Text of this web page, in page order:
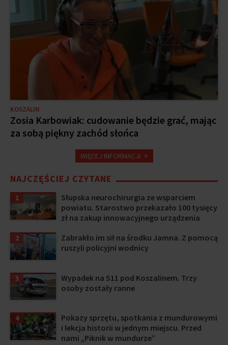
KOSZALIN
Zosia Karbowiak: cudowanie będzie grać, mając
za sobą piękny zachód słońca
WIĘCEJ INFORMACJI »
NAJCZĘŚCIEJ CZYTANE
1
Słupska neurochirurgia ze wsparciem
powiatu. Starostwo przekazało 100 tysięcy
zł na zakup innowacyjnego urządzenia
2
Zabrakło im sił na środku Jamna. Z pomocą
ruszyli policyjni wodnicy
3
Wypadek na S11 pod Koszalinem. Trzy
osoby zostały ranne
4
Pokazy sprzętu, spotkania z mundurowymi
i lekcja historii w jednym miejscu. Przed
nami „Piknik w mundurze”